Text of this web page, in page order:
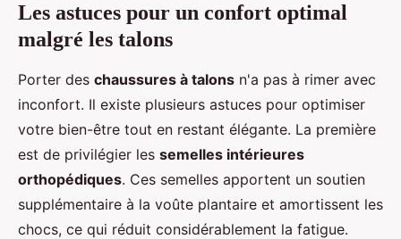
Les astuces pour un confort optimal
malgré les talons
Porter des chaussures à talons n'a pas à rimer avec
inconfort. Il existe plusieurs astuces pour optimiser
votre bien-être tout en restant élégante. La première
est de privilégier les semelles intérieures
orthopédiques. Ces semelles apportent un soutien
supplémentaire à la voûte plantaire et amortissent les
chocs, ce qui réduit considérablement la fatigue.